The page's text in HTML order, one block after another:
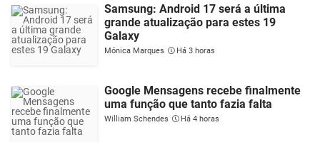
Samsung: Android 17 será a última
grande atualização para estes 19
Galaxy
Mónica Marques Há 3 horas
Google Mensagens recebe finalmente
uma função que tanto fazia falta
William Schendes Há 4 horas